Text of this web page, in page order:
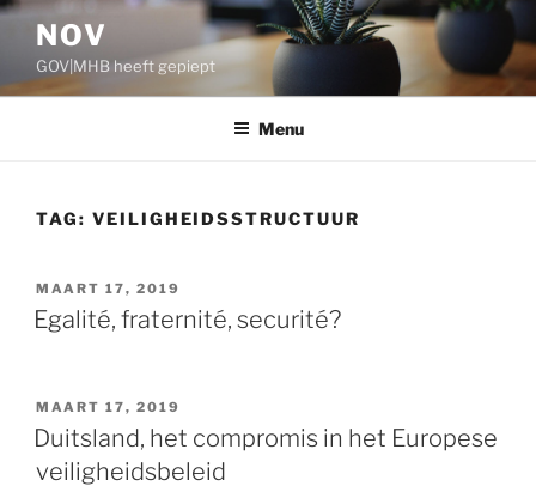
Ga
inhoud
NOV
GOV|MHB heeft gepiept
Menu
TAG: VEILIGHEIDSSTRUCTUUR
GEPLAATST
OP
MAART 17, 2019
Egalité, fraternité, securité?
GEPLAATST
OP
MAART 17, 2019
Duitsland, het compromis in het Europese
veiligheidsbeleid